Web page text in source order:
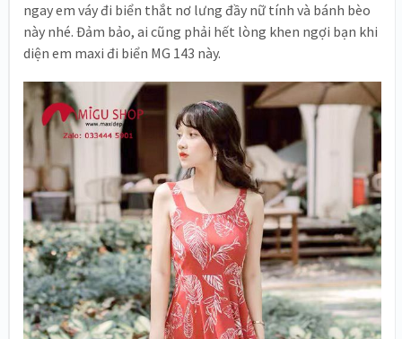
ngay em váy đi biển thắt nơ lưng đầy nữ tính và bánh bèo
này nhé. Đảm bảo, ai cũng phải hết lòng khen ngợi bạn khi
diện em maxi đi biển MG 143 này.